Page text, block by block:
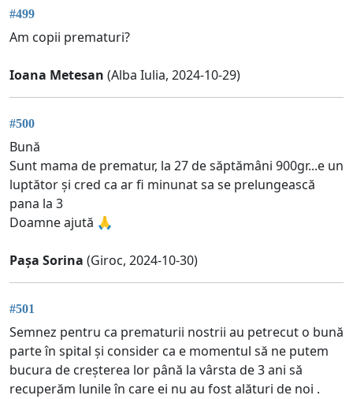
#499
Am copii prematuri?
Ioana Metesan (Alba Iulia, 2024-10-29)
#500
Bună
Sunt mama de prematur, la 27 de săptămâni 900gr...e un
luptător și cred ca ar fi minunat sa se prelungească
pana la 3
Doamne ajută 🙏
Pașa Sorina (Giroc, 2024-10-30)
#501
Semnez pentru ca prematurii nostrii au petrecut o bună
parte în spital și consider ca e momentul să ne putem
bucura de creșterea lor până la vârsta de 3 ani să
recuperăm lunile în care ei nu au fost alături de noi .